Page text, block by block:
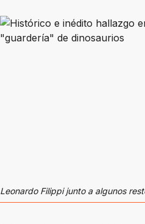
Leonardo Filippi junto a algunos